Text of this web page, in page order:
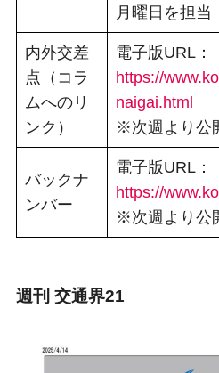
月曜日を担当
内外交差
点（コラ
ムへのリ
ンク）
電子版URL：
https://
naigai.html
※次週より公
バックナ
ンバー
電子版URL：
https://
※次週より公
週刊 交通界21